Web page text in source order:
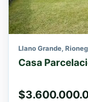
Llano Grande,
Casa